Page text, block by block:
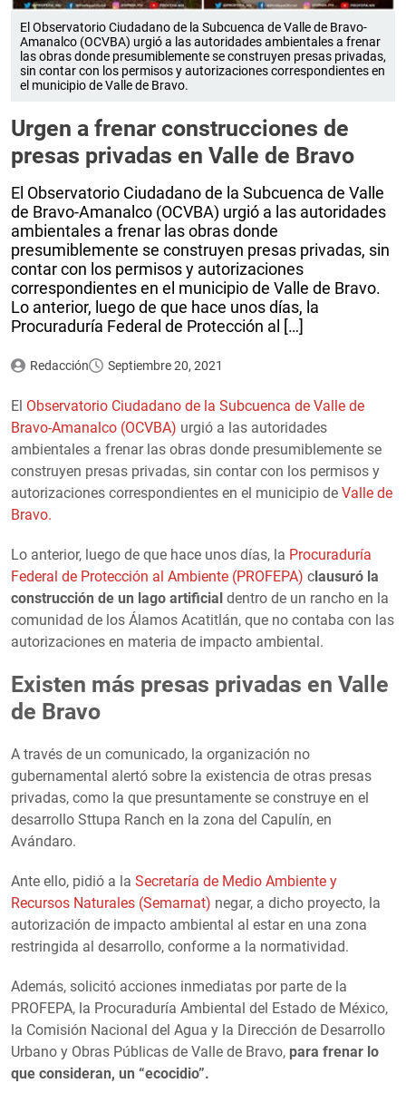
El Observatorio Ciudadano de la Subcuenca de Valle de Bravo-
Amanalco (OCVBA) urgió a las autoridades ambientales a frenar
las obras donde presumiblemente se construyen presas privadas,
sin contar con los permisos y autorizaciones correspondientes en
el municipio de Valle de Bravo.
Urgen a frenar construcciones de
presas privadas en Valle de Bravo
El Observatorio Ciudadano de la Subcuenca de Valle
de Bravo-Amanalco (OCVBA) urgió a las autoridades
ambientales a frenar las obras donde
presumiblemente se construyen presas privadas, sin
contar con los permisos y autorizaciones
correspondientes en el municipio de Valle de Bravo.
Lo anterior, luego de que hace unos días, la
Procuraduría Federal de Protección al […]
Redacción Septiembre 20, 2021
El Observatorio Ciudadano de la Subcuenca de Valle de
Bravo-Amanalco (OCVBA) urgió a las autoridades
ambientales a frenar las obras donde presumiblemente se
construyen presas privadas, sin contar con los permisos y
autorizaciones correspondientes en el municipio de Valle de
Bravo.
Lo anterior, luego de que hace unos días, la Procuraduría
Federal de Protección al Ambiente (PROFEPA) clausuró la
construcción de un lago artificial dentro de un rancho en la
comunidad de los Álamos Acatitlán, que no contaba con las
autorizaciones en materia de impacto ambiental.
Existen más presas privadas en Valle
de Bravo
A través de un comunicado, la organización no
gubernamental alertó sobre la existencia de otras presas
privadas, como la que presuntamente se construye en el
desarrollo Sttupa Ranch en la zona del Capulín, en
Avándaro.
Ante ello, pidió a la Secretaría de Medio Ambiente y
Recursos Naturales (Semarnat) negar, a dicho proyecto, la
autorización de impacto ambiental al estar en una zona
restringida al desarrollo, conforme a la normatividad.
Además, solicitó acciones inmediatas por parte de la
PROFEPA, la Procuraduría Ambiental del Estado de México,
la Comisión Nacional del Agua y la Dirección de Desarrollo
Urbano y Obras Públicas de Valle de Bravo, para frenar lo
que consideran, un “ecocidio”.